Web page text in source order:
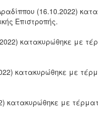
(16.10.2022)
Επιστροπής.
κατακυρώθηκε με
κατακυρώθηκε με
με